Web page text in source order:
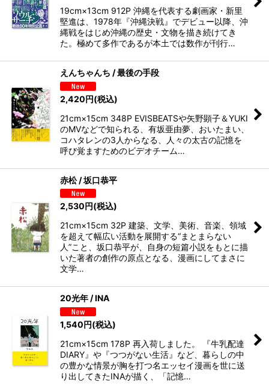
19cm×13cm 912P 沖縄を代表する劇画家・新里
堅進は、1978年『沖縄決戦』でデビュー以降、沖
縄戦をはじめ沖縄の歴史・文物を描き続けてき
た。極めて多作であるが本土では数作が刊行…
えんちゃんち / 最後の手段
2,420円(税込)
21cm×15cm 348P EVISBEATSや矢野顕子＆YUKI
のMVなどで知られる、有坂亜由夢、おいたまい、
コハタレンの3人からなる、人々の太古の記憶を
呼び覚ますためのビデオチーム…
赤松 / 坂口恭平
2,530円(税込)
21cm×15cm 32P 建築、文学、美術、音楽、領域
を超えて幅広い活動を展開する“まとまらない
人”こと、坂口恭平が、自身の短篇小説をもとに描
いた著者の創作の原点となる、漫画にしてまさに
文学…
20光年 / INA
1,540円(税込)
21cm×15cm 178P 再入荷しました。 『牛乳配達
DIARY』や『つつがない生活』など、暮らしの中
の豊かな情景が胸を打つ名エッセイ漫画を世に送
り出してきたINAが描く、「記憶…